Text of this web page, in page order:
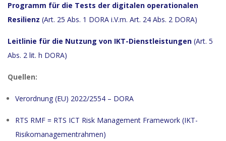
Programm für die Tests der digitalen operationalen
Resilienz (Art. 25 Abs. 1 DORA i.V.m. Art. 24 Abs. 2 DORA)
Leitlinie für die Nutzung von IKT-Dienstleistungen (Art. 5
Abs. 2 lit. h DORA)
Quellen:
Verordnung (EU) 2022/2554 – DORA
RTS RMF = RTS ICT Risk Management Framework (IKT-
Risikomanagementrahmen)